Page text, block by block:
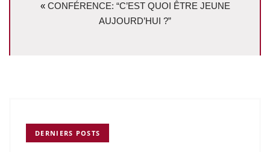
« CONFÉRENCE: “C’EST QUOI ÊTRE JEUNE
AUJOURD’HUI ?”
DERNIERS POSTS